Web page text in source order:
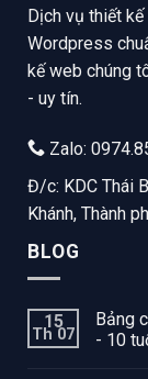
Dịch vụ thiết
Wordpress
kế web chúng
- uy tín.
Zalo:
Đ/c: KDC Thái
Khánh, Thành
BLOG
15
Th 07
Bảng
- 10